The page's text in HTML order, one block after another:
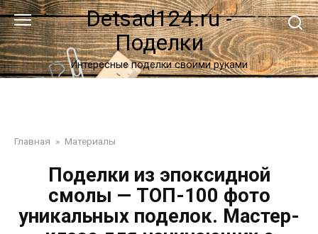
Перейти
к
контенту
Detsad124.ru -
Поделки
Интересные поделки своими руками
Главная » Материалы
Поделки из эпоксидной
смолы — ТОП-100 фото
уникальных поделок. Мастер-